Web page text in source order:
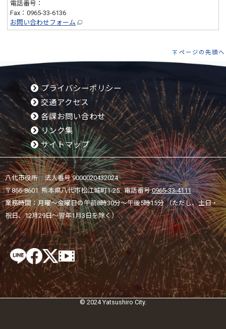
電話番号：
Fax：0965-33-6136
お問い合わせフォーム
ページの先頭へ
プライバシーポリシー
交通アクセス
各課お問い合わせ
リンク集
サイトマップ
八代市役所 法人番号 9000020432024
〒866-8601 熊本県八代市松江城町1-25 電話番号:0965-33-4111
業務時間：月曜～金曜日の午前8時30分～午後5時15分 （ただし、土日・
祝日、12月29日～翌年1月3日を除く）
© 2024 Yatsushiro City.